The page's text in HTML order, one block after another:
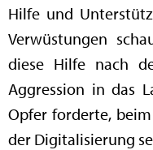
Hilfe und
Verwüstungen
diese Hilfe nach
Aggression in das
Opfer forderte,
der Digitalisierung